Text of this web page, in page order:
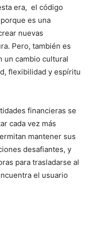
era, el código
es una
nuevas
Pero, también es
un cambio cultural
flexibilidad y espíritu
financieras se
cada vez más
mantener sus
desafiantes, y
para trasladarse al
el usuario